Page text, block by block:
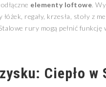
elementy loftowe.
regały, krzesła, stoły z
rury mogą pełnić
Ciepło w